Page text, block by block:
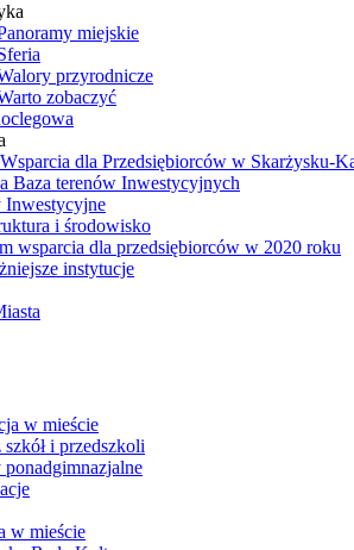
miejskie
przyrodnicze
zobaczyć
dla Przedsiębiorców w
Baza terenów Inwestycyjnych
Inwestycyjne
i środowisko
wsparcia dla przedsiębiorców w 2020 roku
instytucje
w mieście
i przedszkoli
ponadgimnazjalne
w mieście